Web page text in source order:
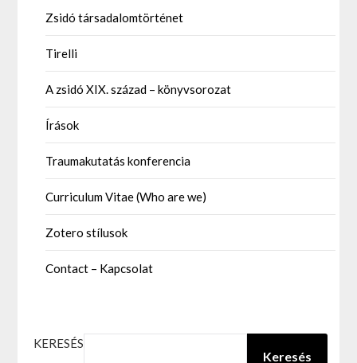
Zsidó társadalomtörténet
Tirelli
A zsidó XIX. század – könyvsorozat
Írások
Traumakutatás konferencia
Curriculum Vitae (Who are we)
Zotero stílusok
Contact – Kapcsolat
KERESÉS
Keresés